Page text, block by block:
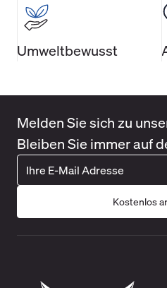
Umweltbewusst
Melden Sie sich zu
Bleiben Sie immer auf
Kostenlos